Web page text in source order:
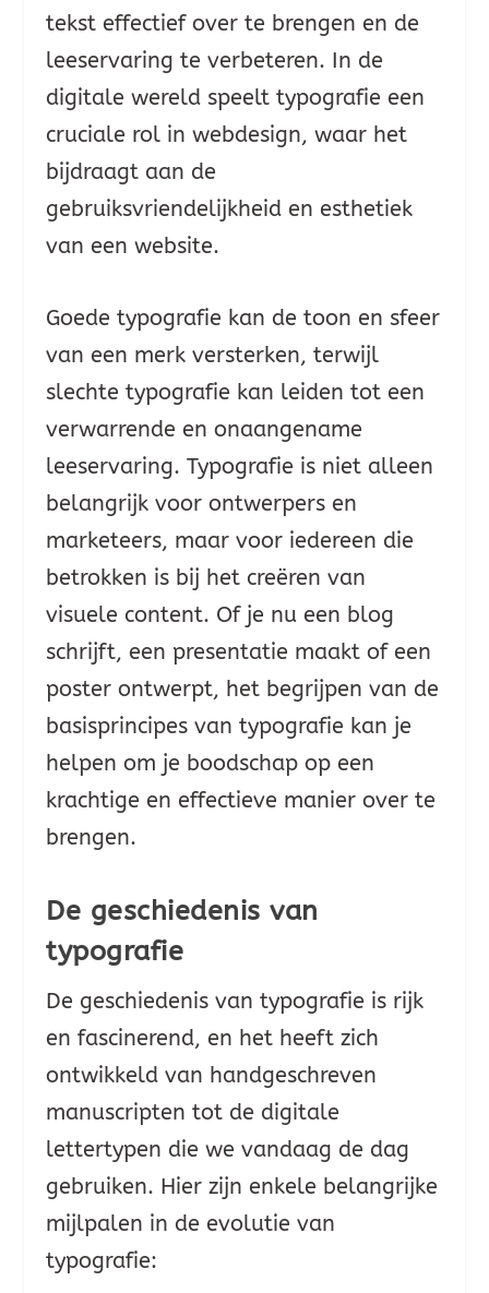
tekst effectief over te brengen en de
leeservaring te verbeteren. In de
digitale wereld speelt typografie een
cruciale rol in webdesign, waar het
bijdraagt aan de
gebruiksvriendelijkheid en esthetiek
van een website.
Goede typografie kan de toon en sfeer
van een merk versterken, terwijl
slechte typografie kan leiden tot een
verwarrende en onaangename
leeservaring. Typografie is niet alleen
belangrijk voor ontwerpers en
marketeers, maar voor iedereen die
betrokken is bij het creëren van
visuele content. Of je nu een blog
schrijft, een presentatie maakt of een
poster ontwerpt, het begrijpen van de
basisprincipes van typografie kan je
helpen om je boodschap op een
krachtige en effectieve manier over te
brengen.
De geschiedenis van
typografie
De geschiedenis van typografie is rijk
en fascinerend, en het heeft zich
ontwikkeld van handgeschreven
manuscripten tot de digitale
lettertypen die we vandaag de dag
gebruiken. Hier zijn enkele belangrijke
mijlpalen in de evolutie van
typografie: